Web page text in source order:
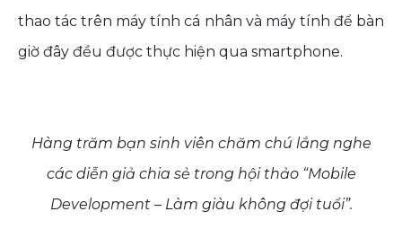
thao tác trên máy tính cá nhân và máy tính để bàn
giờ đây đều được thực hiện qua smartphone.
Hàng trăm bạn sinh viên chăm chú lắng nghe
các diễn giả chia sẻ trong hội thảo “Mobile
Development – Làm giàu không đợi tuổi”.